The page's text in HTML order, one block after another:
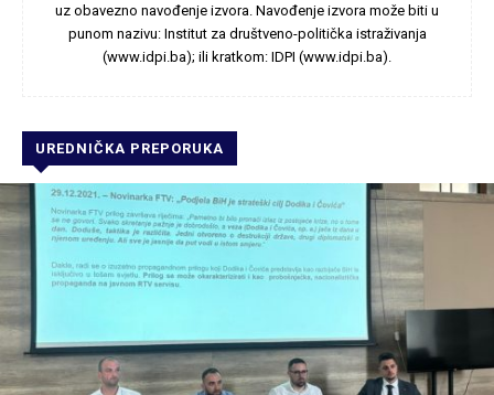
uz obavezno navođenje izvora. Navođenje izvora može biti u
punom nazivu: Institut za društveno-politička istraživanja
(www.idpi.ba); ili kratkom: IDPI (www.idpi.ba).
UREDNIČKA PREPORUKA